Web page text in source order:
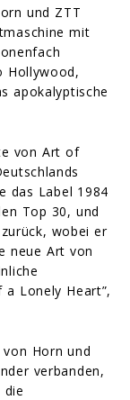
und ZTT
mit
Hollywood,
apokalyptische
von Art of
das Label 1984
Top 30, und
wobei er
neue Art von
Lonely Heart”,
Horn und
verbanden,
die